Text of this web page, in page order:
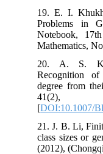
19. E. I.
Problems in
Notebook,
Mathematics,
20. A. S.
Recognition
degree from
41(2),
[DOI:10.1007/
21. J. B. Li,
class sizes or
(2012),